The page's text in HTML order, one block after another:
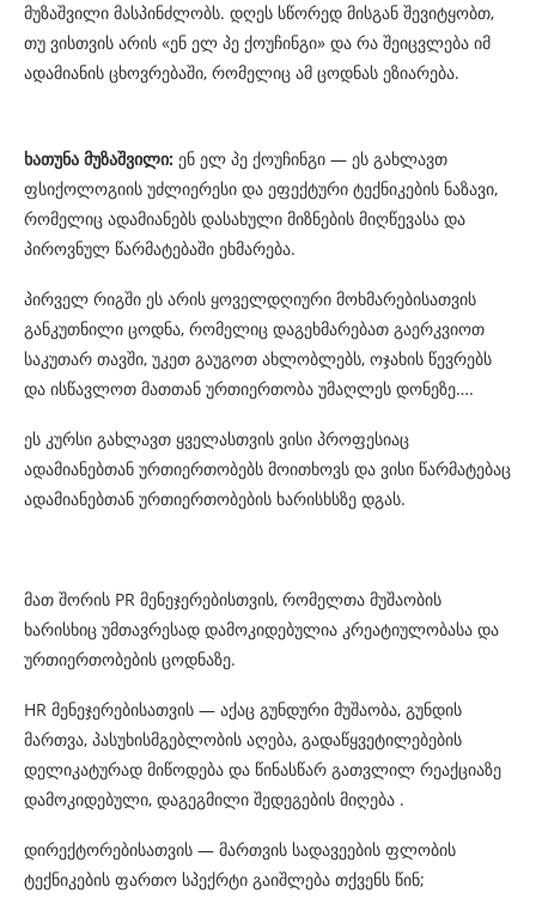
მუზაშვილი მასპინძლობს. დღეს სწორედ მისგან შევიტყობთ,
თუ ვისთვის არის «ენ ელ პე ქოუჩინგი» და რა შეიცვლება იმ
ადამიანის ცხოვრებაში, რომელიც ამ ცოდნას ეზიარება.
ხათუნა მუზაშვილი: ენ ელ პე ქოუჩინგი — ეს გახლავთ
ფსიქოლოგიის უძლიერესი და ეფექტური ტექნიკების ნაზავი,
რომელიც ადამიანებს დასახული მიზნების მიღწევასა და
პიროვნულ წარმატებაში ეხმარება.
პირველ რიგში ეს არის ყოველდღიური მოხმარებისათვის
განკუთნილი ცოდნა, რომელიც დაგეხმარებათ გაერკვიოთ
საკუთარ თავში, უკეთ გაუგოთ ახლობლებს, ოჯახის წევრებს
და ისწავლოთ მათთან ურთიერთობა უმაღლეს დონეზე….
ეს კურსი გახლავთ ყველასთვის ვისი პროფესიაც
ადამიანებთან ურთიერთობებს მოითხოვს და ვისი წარმატებაც
ადამიანებთან ურთიერთობების ხარისხსზე დგას.
მათ შორის PR მენეჯერებისთვის, რომელთა მუშაობის
ხარისხიც უმთავრესად დამოკიდებულია კრეატიულობასა და
ურთიერთობების ცოდნაზე.
HR მენეჯერებისათვის — აქაც გუნდური მუშაობა, გუნდის
მართვა, პასუხისმგებლობის აღება, გადაწყვეტილებების
დელიკატურად მიწოდება და წინასწარ გათვლილ რეაქციაზე
დამოკიდებული, დაგეგმილი შედეგების მიღება .
დირექტორებისათვის — მართვის სადავეების ფლობის
ტექნიკების ფართო სპექრტი გაიშლება თქვენს წინ;